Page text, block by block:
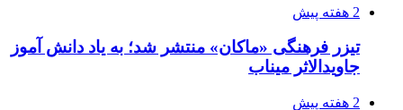
2 هفته پیش
تیزر فرهنگی «ماکان» منتشر شد؛ به یاد دانش آموز
جاویدالاثر میناب
2 هفته پیش